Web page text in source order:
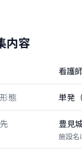
内容
看護
態 単発
豊見
施設名